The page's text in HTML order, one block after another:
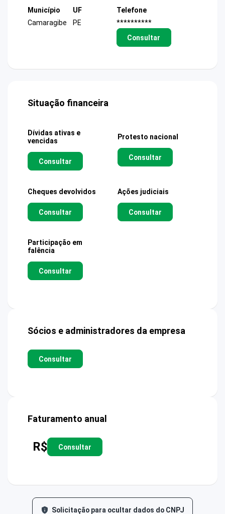
Município
Camaragibe
UF
PE
Telefone
**********
Consultar
Situação financeira
Dívidas ativas e
vencidas
Consultar
Protesto nacional
Consultar
Cheques devolvidos
Consultar
Ações judiciais
Consultar
Participação em
falência
Consultar
Sócios e administradores da empresa
Consultar
Faturamento anual
R$ Consultar
Solicitação para ocultar dados do CNPJ